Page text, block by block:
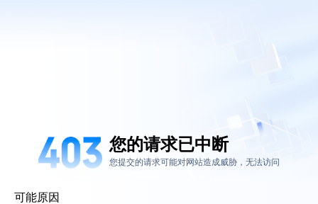
您的请求已中断
您提交的请求可能对网站造成威胁，无法访问
可能原因